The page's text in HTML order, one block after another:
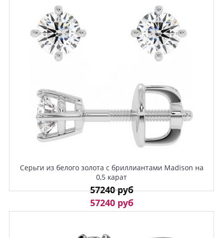
Серьги из белого золота с бриллиантами Madison на
0,5 карат
57240 руб
57240 руб